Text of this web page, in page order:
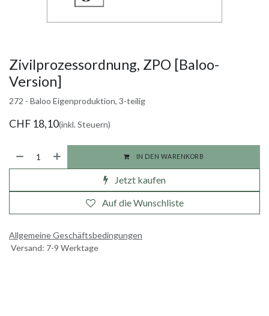
Zivilprozessordnung, ZPO [Baloo-
Version]
272 - Baloo Eigenproduktion, 3-teilig
CHF 18,10(inkl. Steuern)
IN DEN WARENKORB
Jetzt kaufen
Auf die Wunschliste
Allgemeine Geschäftsbedingungen
Versand: 7-9 Werktage